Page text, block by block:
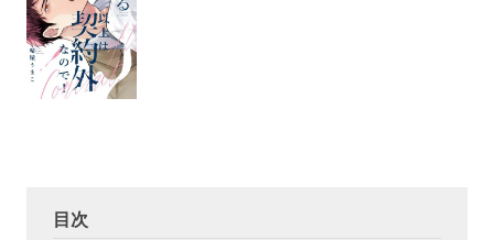
目次
会社概要